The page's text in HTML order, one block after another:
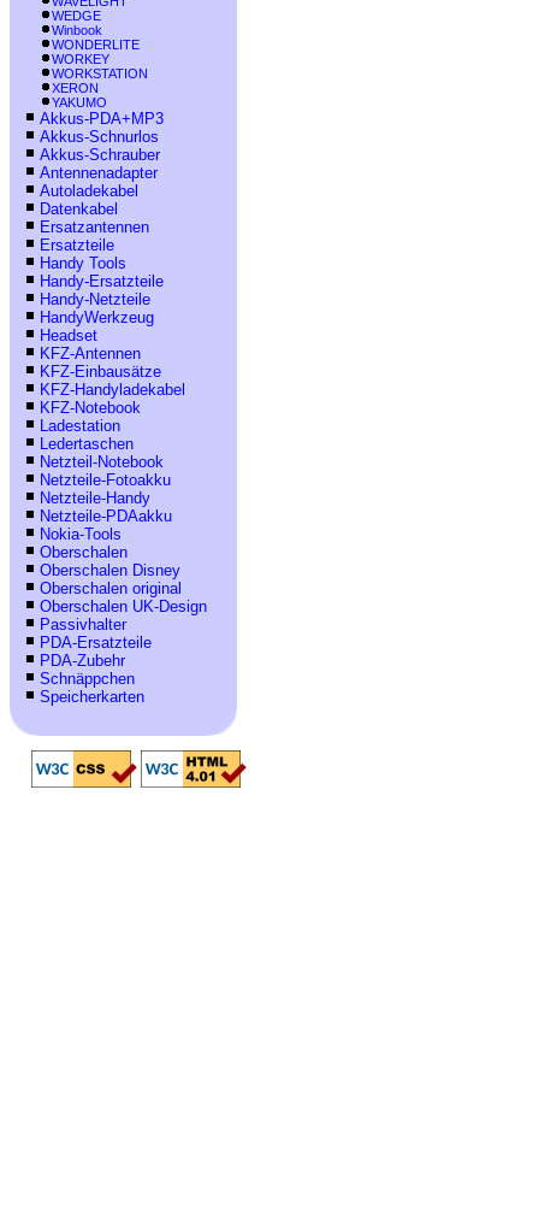
WEDGE
Winbook
WONDERLITE
WORKEY
WORKSTATION
XERON
YAKUMO
Akkus-PDA+MP3
Akkus-Schnurlos
Akkus-Schrauber
Antennenadapter
Autoladekabel
Datenkabel
Ersatzantennen
Ersatzteile
Handy Tools
Handy-Ersatzteile
Handy-Netzteile
HandyWerkzeug
Headset
KFZ-Antennen
KFZ-Einbausätze
KFZ-Handyladekabel
KFZ-Notebook
Ladestation
Ledertaschen
Netzteil-Notebook
Netzteile-Fotoakku
Netzteile-Handy
Netzteile-PDAakku
Nokia-Tools
Oberschalen
Oberschalen Disney
Oberschalen original
Oberschalen UK-Design
Passivhalter
PDA-Ersatzteile
PDA-Zubehr
Schnäppchen
Speicherkarten